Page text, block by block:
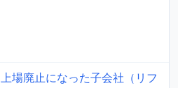
上場廃止になった子会社（リフ